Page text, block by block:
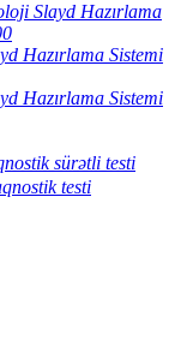
Slayd Hazırlama
Hazırlama Sistemi
Hazırlama Sistemi
sürətli testi
testi